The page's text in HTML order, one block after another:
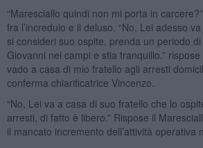
“Maresciallo quindi non mi porta in
fra l’incredulo e il deluso. “No, Lei adesso
si consideri suo ospite, prenda un periodo
Giovanni nei campi e stia tranquillo.” rispose
vado a casa di mio fratello agli arresti
conferma chiarificatrice Vincenzo.
“No, Lei va a casa di suo fratello che lo
arresti, di fatto è libero.” Rispose il
il mancato incremento dell’attività operativa